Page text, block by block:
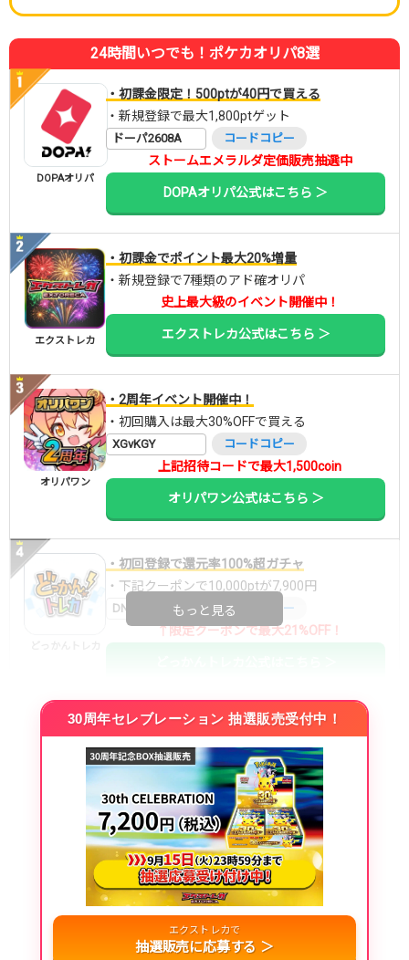
24時間いつでも！ポケカオリパ8選
DOPAオリパ
・初課金限定！500ptが40円で買える
・新規登録で最大1,800ptゲット
ドーパ2608A コードコピー
ストームエメラルダ定価販売抽選中
DOPAオリパ公式はこちら ＞
エクストレカ
・初課金でポイント最大20%増量
・新規登録で7種類のアド確オリパ
史上最大級のイベント開催中！
エクストレカ公式はこちら ＞
オリパワン
・2周年イベント開催中！
・初回購入は最大30%OFFで買える
XGvKGY コードコピー
上記招待コードで最大1,500coin
オリパワン公式はこちら ＞
・初回登録で還元率100%超ガチャ
・下記クーポンで10,000ptが7,900円
DNGBIF4X コードコピー
↑限定クーポンで最大21%OFF！
おりパンダ
・初回購入は最大90%OFF
・新規登録で6種類アド確解禁
SVGC7P コードコピー
↑招待コードで最大2,000ptゲット
おりパンダ公式はこちら ＞
・新規登録で6種類アド確解禁
・1,000円で1,500coin買える
小口で当たりやすい穴場オリパ
もっと見る
30周年セレブレーション 抽選販売受付中！
エクストレカで
抽選販売に応募する ＞